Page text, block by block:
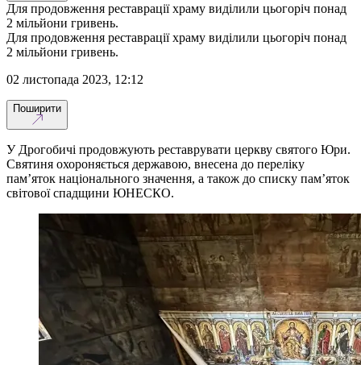
Для продовження реставрації храму виділили цьогоріч понад
2 мільйони гривень.
Для продовження реставрації храму виділили цьогоріч понад
2 мільйони гривень.
02 листопада 2023, 12:12
Поширити
У Дрогобичі продовжують реставрувати церкву святого Юри.
Святиня охороняється державою, внесена до переліку
пам’яток національного значення, а також до списку пам’яток
світової спадщини ЮНЕСКО.